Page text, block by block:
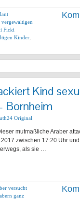
vergewaltigen
Ficki
Kinder
Kind
Bornheim
Original
Araber attackierte
zwischen 17:20 Uhr
als sie …
versucht
ganz